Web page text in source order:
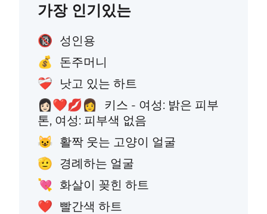
가장 인기있는
🔞 성인용
💰 돈주머니
❤️‍🩹 낫고 있는 하트
👩🏻‍❤️‍💋‍👩
키스 - 여성: 밝은 피부
톤, 여성: 피부색 없음
😺 활짝 웃는 고양이 얼굴
🫡 경례하는 얼굴
💘 화살이 꽂힌 하트
❤️ 빨간색 하트